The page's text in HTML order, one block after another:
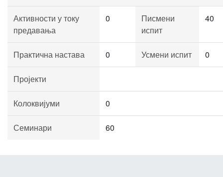
Активности у току
предавања
0
Писмени
испит
40
Практична настава 0 Усмени испит 0
Пројекти
Колоквијуми 0
Семинари 60